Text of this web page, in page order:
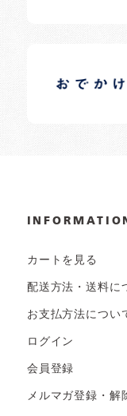
日常の様子など随
カートを見る
配送方法・送料に
お支払方法につい
ログイン
会員登録
メルマガ登録・解